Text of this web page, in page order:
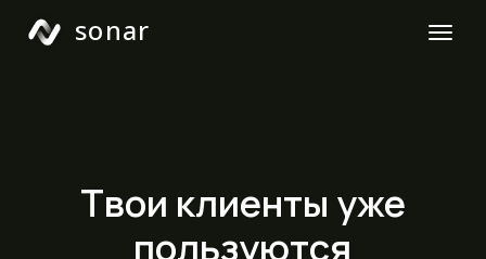
sonar
Твои клиенты уже
пользуются